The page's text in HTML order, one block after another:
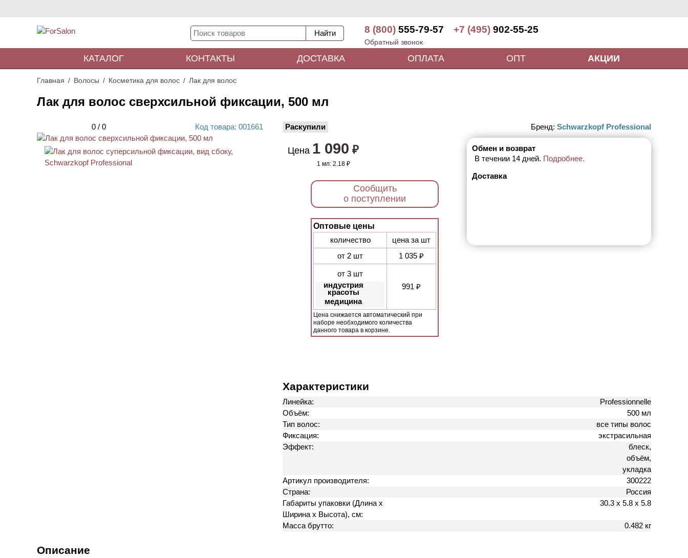
8 (800) 555-79-57 +7 (495) 902-55-25
Обратный звонок
КАТАЛОГ КОНТАКТЫ ДОСТАВКА ОПЛАТА ОПТ АКЦИИ
Главная Волосы Косметика для волос Лак для волос
Лак для волос сверхсильной фиксации, 500 мл
0 / 0 Код товара: 001661 Раскупили Бренд: Schwarzkopf Professional
Цена 1 090 ₽
1 мл: 2.18 ₽
Сообщить
о поступлении
Оптовые цены
количество
цена за шт
от 2 шт
1 035 ₽
от 3 шт
индустрия
красоты
медицина
991 ₽
Цена снижается автоматический при
наборе необходимого количества
данного товара в корзине.
Обмен и возврат
В течении 14 дней. Подробнее.
Доставка
Характеристики
Линейка:
Professionnelle
Объём:
500 мл
Тип волос:
все типы волос
Фиксация:
экстрасильная
Эффект:
блеск,
объём,
укладка
Артикул производителя:
300222
Страна:
Россия
Габариты упаковки (Длина х
Ширина х Высота), см:
30.3 х 5.8 х 5.8
Масса брутто: 0.482 кг
Описание